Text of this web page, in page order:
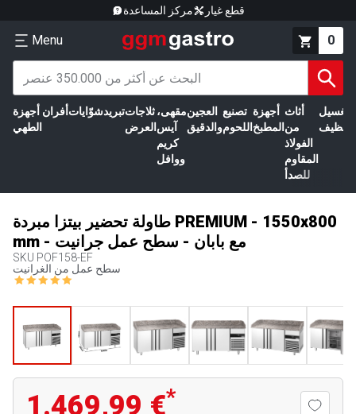
مركز المساعدة قطع غيار
Menu 0
أجهزة
الطهي
أفران شوّاياتتبريدثلاجات
العرض
مقهى،
آيس
كريم
ووافل
العجين
والدقيق
تصنيع
اللحوم
أجهزة
المطبخ
أثاث
من
الفولاذ
المقاوم
للصدأ
الغسيل
طاولة تحضير بيتزا مبردة PREMIUM - 1550x800
mm - مع بابان - سطح عمل جرانيت
SKU POF158-EF
سطح عمل من الغرانيت
1.469,99 €*